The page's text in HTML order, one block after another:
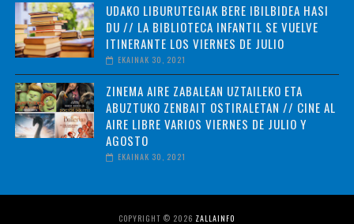
UDAKO LIBURUTEGIAK BERE IBILBIDEA HASI
DU // LA BIBLIOTECA INFANTIL SE VUELVE
ITINERANTE LOS VIERNES DE JULIO
EKAINAK 30, 2021
ZINEMA AIRE ZABALEAN UZTAILEKO ETA
ABUZTUKO ZENBAIT OSTIRALETAN // CINE AL
AIRE LIBRE VARIOS VIERNES DE JULIO Y
AGOSTO
EKAINAK 30, 2021
COPYRIGHT © 2026 ZALLAINFO